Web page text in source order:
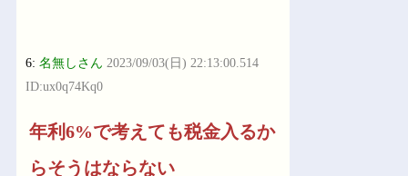
6:名無しさん 2023/09/03(日) 22:13:00.514
ID:ux0q74Kq0
年利6%で考えても税金入るか
らそうはならない